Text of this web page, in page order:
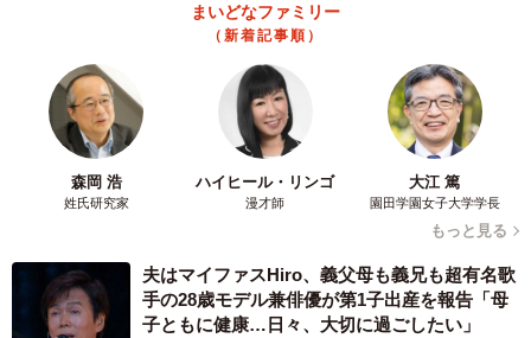
まいどなファミリー
（新着記事順）
森岡 浩
姓氏研究家
ハイヒール・リンゴ
漫才師
大江 篤
園田学園女子大学学長
もっと見る
夫はマイファスHiro、義父母も義兄も超有名歌
手の28歳モデル兼俳優が第1子出産を報告「母
子ともに健康…日々、大切に過ごしたい」